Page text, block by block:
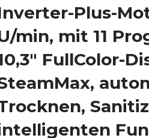
Plus-
min, mit 11
FullColor-